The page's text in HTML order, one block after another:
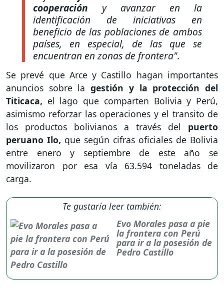
cooperación y avanzar en la
identificación de iniciativas en
beneficio de las poblaciones de ambos
países, en especial, de las que se
encuentran en zonas de frontera".
Se prevé que Arce y Castillo hagan importantes
anuncios sobre la gestión y la protección del
Titicaca, el lago que comparten Bolivia y Perú,
asimismo reforzar las operaciones y el transito de
los productos bolivianos a través del puerto
peruano Ilo, que según cifras oficiales de Bolivia
entre enero y septiembre de este año se
movilizaron por esa vía 63.594 toneladas de
carga.
Te gustaría leer también:
Evo Morales pasa a pie
la frontera con Perú
para ir a la posesión de
Pedro Castillo